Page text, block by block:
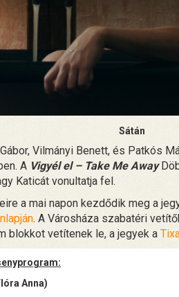
Sátán
Vilmányi Benett, és Patkós
A Vigyél el – Take Me Away
Katicát vonultatja fel.
a mai napon kezdődik meg a
. A Városháza szabatéri
blokkot vetítenek le, a jegyek a
Anna)